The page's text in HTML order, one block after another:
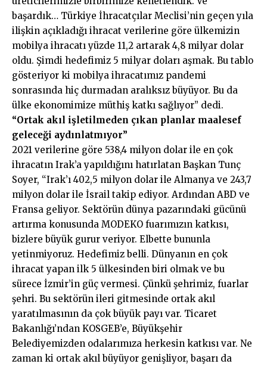
başardık… Türkiye İhracatçılar Meclisi’nin geçen yıla
ilişkin açıkladığı ihracat verilerine göre ülkemizin
mobilya ihracatı yüzde 11,2 artarak 4,8 milyar dolar
oldu. Şimdi hedefimiz 5 milyar doları aşmak. Bu tablo
gösteriyor ki mobilya ihracatımız pandemi
sonrasında hiç durmadan aralıksız büyüyor. Bu da
ülke ekonomimize müthiş katkı sağlıyor” dedi.
“Ortak akıl işletilmeden çıkan planlar maalesef
geleceği aydınlatmıyor”
2021 verilerine göre 538,4 milyon dolar ile en çok
ihracatın Irak’a yapıldığını hatırlatan Başkan Tunç
Soyer, “Irak’ı 402,5 milyon dolar ile Almanya ve 243,7
milyon dolar ile İsrail takip ediyor. Ardından ABD ve
Fransa geliyor. Sektörün dünya pazarındaki gücünü
artırma konusunda MODEKO fuarımızın katkısı,
bizlere büyük gurur veriyor. Elbette bununla
yetinmiyoruz. Hedefimiz belli. Dünyanın en çok
ihracat yapan ilk 5 ülkesinden biri olmak ve bu
sürece İzmir’in güç vermesi. Çünkü şehrimiz, fuarlar
şehri. Bu sektörün ileri gitmesinde ortak akıl
yaratılmasının da çok büyük payı var. Ticaret
Bakanlığı’ndan KOSGEB’e, Büyükşehir
Belediyemizden odalarımıza herkesin katkısı var. Ne
zaman ki ortak akıl büyüyor genişliyor, başarı da